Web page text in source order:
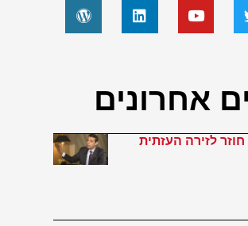
אחרונים
לזירה העזתית